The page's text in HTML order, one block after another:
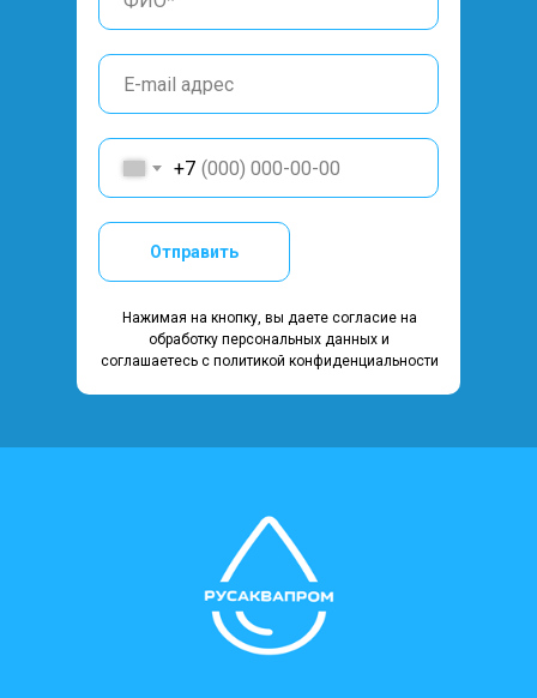
+7
Отправить
Нажимая на кнопку, вы даете согласие на
обработку персональных данных и
соглашаетесь c политикой конфиденциальности